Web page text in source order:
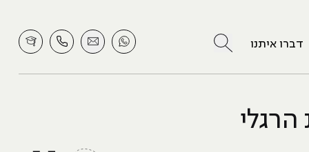
דברו איתנו לחץ לחיפוש
את הרגלי